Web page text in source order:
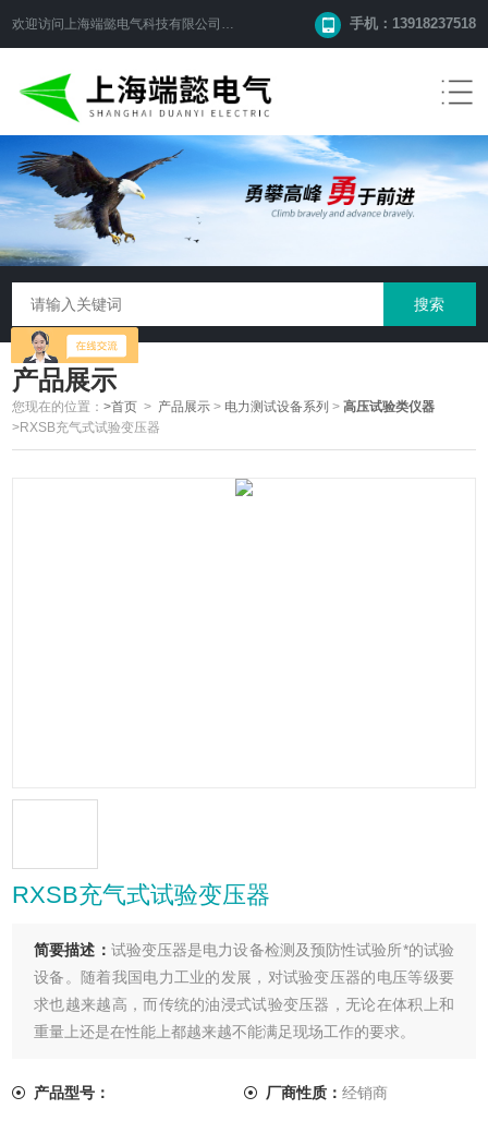
欢迎访问 上海端懿电气科技有限公司 网站！ 手机：13918237518
产品展示
您现在的位置：>首页 > 产品展示 > 电力测试设备系列 >高压试验类仪器
>RXSB充气式试验变压器
RXSB充气式试验变压器
简要描述： 试验变压器是电力设备检测及预防性试验所*的试验
设备。随着我国电力工业的发展，对试验变压器的电压等级要
求也越来越高，而传统的油浸式试验变压器，无论在体积上和
重量上还是在性能上都越来越不能满足现场工作的要求。
产品型号： 厂商性质： 经销商